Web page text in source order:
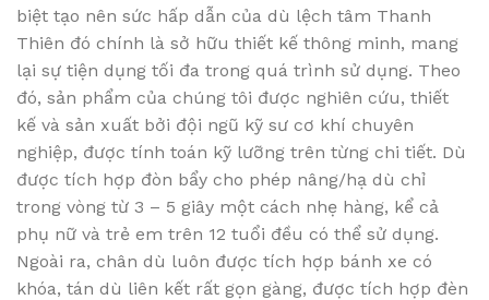
biệt tạo nên sức hấp dẫn của dù lệch tâm Thanh
Thiên đó chính là sở hữu thiết kế thông minh, mang
lại sự tiện dụng tối đa trong quá trình sử dụng. Theo
đó, sản phẩm của chúng tôi được nghiên cứu, thiết
kế và sản xuất bởi đội ngũ kỹ sư cơ khí chuyên
nghiệp, được tính toán kỹ lưỡng trên từng chi tiết. Dù
được tích hợp đòn bẩy cho phép nâng/hạ dù chỉ
trong vòng từ 3 – 5 giây một cách nhẹ hàng, kể cả
phụ nữ và trẻ em trên 12 tuổi đều có thể sử dụng.
Ngoài ra, chân dù luôn được tích hợp bánh xe có
khóa, tán dù liên kết rất gọn gàng, được tích hợp đèn